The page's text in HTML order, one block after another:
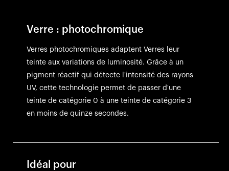
Verre : photochromique
Verres photochromiques adaptent Verres leur
teinte aux variations de luminosité. Grâce à un
pigment réactif qui détecte l'intensité des rayons
UV, cette technologie permet de passer d'une
teinte de catégorie 0 à une teinte de catégorie 3
en moins de quinze secondes.
Idéal pour